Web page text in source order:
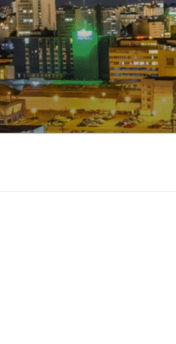
Pular
para
o
conteúdo